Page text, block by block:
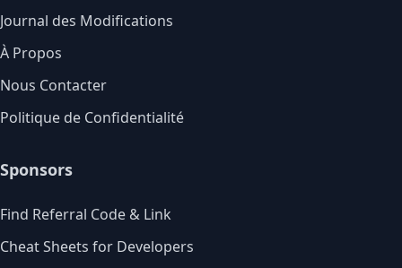
Journal des Modifications
À Propos
Nous Contacter
Politique de Confidentialité
Sponsors
Find Referral Code & Link
Cheat Sheets for Developers